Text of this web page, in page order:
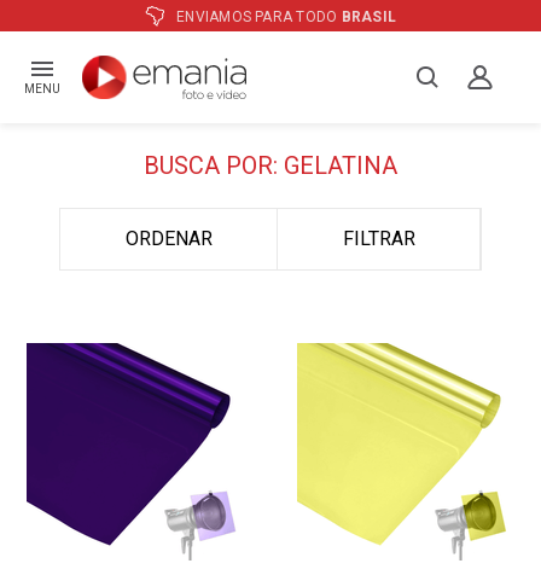
ATÉ 12XE PREÇO ESPECIALNO BOLETO
MENU
BUSCA POR: GELATINA
ORDENAR FILTRAR